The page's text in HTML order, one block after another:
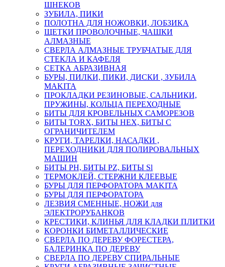
ШНЕКОВ
ЗУБИЛА, ПИКИ
ПОЛОТНА ДЛЯ НОЖОВКИ, ЛОБЗИКА
ЩЕТКИ ПРОВОЛОЧНЫЕ, ЧАШКИ
АЛМАЗНЫЕ
СВЕРЛА АЛМАЗНЫЕ ТРУБЧАТЫЕ ДЛЯ
СТЕКЛА И КАФЕЛЯ
СЕТКА АБРАЗИВНАЯ
БУРЫ, ПИЛКИ, ПИКИ, ДИСКИ , ЗУБИЛА
MAKITA
ПРОКЛАДКИ РЕЗИНОВЫЕ, САЛЬНИКИ,
ПРУЖИНЫ, КОЛЬЦА ПЕРЕХОДНЫЕ
БИТЫ ДЛЯ КРОВЕЛЬНЫХ САМОРЕЗОВ
БИТЫ TORX, БИТЫ НЕХ, БИТЫ С
ОГРАНИЧИТЕЛЕМ
КРУГИ, ТАРЕЛКИ, НАСАДКИ ,
ПЕРЕХОДНИКИ ДЛЯ ПОЛИРОВАЛЬНЫХ
МАШИН
БИТЫ PH, БИТЫ PZ, БИТЫ Sl
ТЕРМОКЛЕЙ, СТЕРЖНИ КЛЕЕВЫЕ
БУРЫ ДЛЯ ПЕРФОРАТОРА MAKITA
БУРЫ ДЛЯ ПЕРФОРАТОРА
ЛЕЗВИЯ СМЕННЫЕ, НОЖИ для
ЭЛЕКТРОРУБАНКОВ
КРЕСТИКИ, КЛИНЬЯ ДЛЯ КЛАДКИ ПЛИТКИ
КОРОНКИ БИМЕТАЛЛИЧЕСКИЕ
СВЕРЛА ПО ДЕРЕВУ ФОРЕСТЕРА,
БАЛЕРИНКА ПО ДЕРЕВУ
СВЕРЛА ПО ДЕРЕВУ СПИРАЛЬНЫЕ